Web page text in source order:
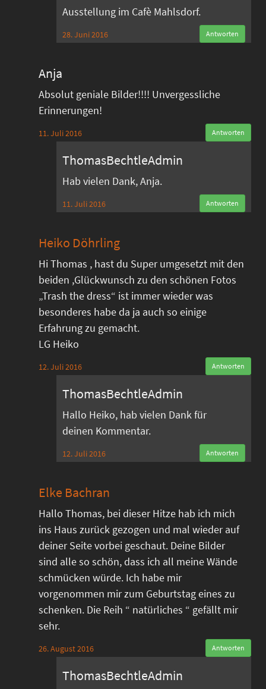
Ausstellung im Cafè Mahlsdorf.
28. Juni 2016 Antworten
Anja
Absolut geniale Bilder!!!! Unvergessliche
Erinnerungen!
11. Juli 2016 Antworten
ThomasBechtleAdmin
Hab vielen Dank, Anja.
11. Juli 2016 Antworten
Heiko Döhrling
Hi Thomas , hast du Super umgesetzt mit den
beiden ,Glückwunsch zu den schönen Fotos
„Trash the dress“ ist immer wieder was
besonderes habe da ja auch so einige
Erfahrung zu gemacht.
LG Heiko
12. Juli 2016 Antworten
ThomasBechtleAdmin
Hallo Heiko, hab vielen Dank für
deinen Kommentar.
12. Juli 2016 Antworten
Elke Bachran
Hallo Thomas, bei dieser Hitze hab ich mich
ins Haus zurück gezogen und mal wieder auf
deiner Seite vorbei geschaut. Deine Bilder
sind alle so schön, dass ich all meine Wände
schmücken würde. Ich habe mir
vorgenommen mir zum Geburtstag eines zu
schenken. Die Reih “ natürliches “ gefällt mir
sehr.
26. August 2016 Antworten
ThomasBechtleAdmin